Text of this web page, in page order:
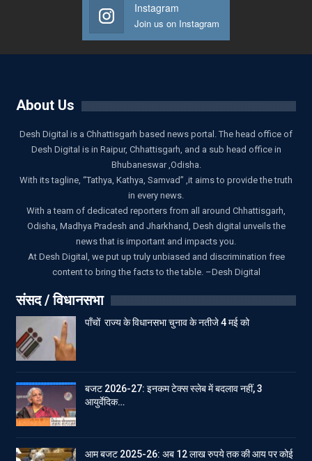
Instagram
Join us on Instagram
About Us
Desh Digital is a Chhattisgarh based news portal. The head office of
Desh Digital is in Raipur, Chhattisgarh, and a sub head office in
Bhubaneswar ,Odisha.
With its tagline, “Tathya, Kathya, Samvad” ,it aims to provide the truth
in every news.
With a team of dedicated reporters from all around Chhattisgarh,
Odisha, Madhya Pradesh and Jharkhand, Desh digital unveils the
news that is important and impacts you.
At Desh Digital, we put up truly unbiased and discrimination free
content to bring the facts to the table. –Desh Digital
संसद / विधानसभा
पाँचों राज्य के विधानसभा चुनाव के नतीजे 4 मई को
बजट 2026-27: इनकम टेक्स स्लेब में बदलाव नहीं, 3
आयुर्वेदिक…
आम बजट 2025-26: अब 12 लाख रुपये तक की आय पर कोई